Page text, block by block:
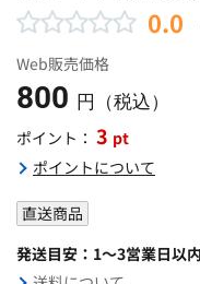
0.0
Web販売価格
800 円（税込）
ポイント： 3 pt
ポイントについて
直送商品
発送目安：1～3営業日以